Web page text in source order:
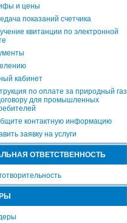
и цены
показаний счетчика
квитанции по электронной
кабинет
по оплате за природный газ
для промышленных
контактную информацию
заявку на услуги
ОТВЕТСТВЕННОСТЬ